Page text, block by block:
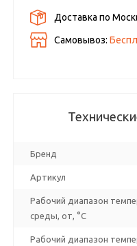
Доставка по
Самовывоз:
Бренд
Артикул
Рабочий диапазон
среды, от, °C
Рабочий диапазон